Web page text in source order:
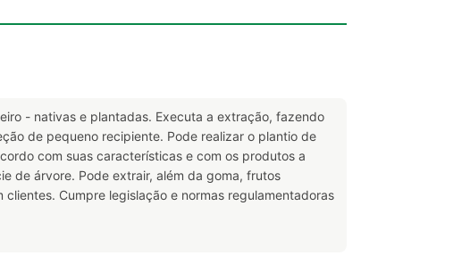
- nativas e plantadas. Executa a extração, fazendo
de pequeno recipiente. Pode realizar o plantio de
com suas características e com os produtos a
de árvore. Pode extrair, além da goma, frutos
Cumpre legislação e normas regulamentadoras